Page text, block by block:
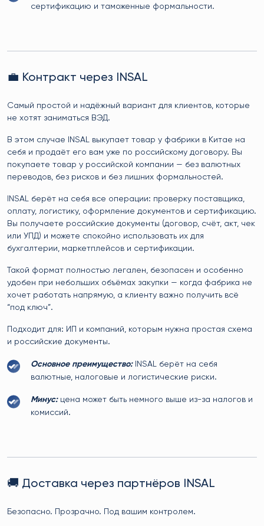
сертификацию и таможенные формальности.
💼 Контракт через INSAL
Самый простой и надёжный вариант для клиентов, которые
не хотят заниматься ВЭД.
В этом случае INSAL выкупает товар у фабрики в Китае на
себя и продаёт его вам уже по российскому договору. Вы
покупаете товар у российской компании — без валютных
переводов, без рисков и без лишних формальностей.
INSAL берёт на себя все операции: проверку поставщика,
оплату, логистику, оформление документов и сертификацию.
Вы получаете российские документы (договор, счёт, акт, чек
или УПД) и можете спокойно использовать их для
бухгалтерии, маркетплейсов и сертификации.
Такой формат полностью легален, безопасен и особенно
удобен при небольших объёмах закупки — когда фабрика не
хочет работать напрямую, а клиенту важно получить всё
“под ключ”.
Подходит для: ИП и компаний, которым нужна простая схема
и российские документы.
Основное преимущество:INSAL берёт на себя
валютные, налоговые и логистические риски.
Минус:цена может быть немного выше из-за налогов и
комиссий.
🚚 Доставка через партнёров INSAL
Безопасно. Прозрачно. Под вашим контролем.